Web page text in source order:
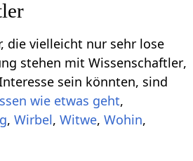
die vielleicht nur sehr lose
stehen mit Wissenschaftler‏‎,
sein könnten, sind
,
, , ,
,